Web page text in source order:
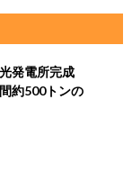
発電所完成
約500トンの